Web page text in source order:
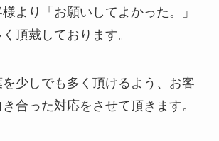
より「お願いしてよかった。」
頂戴しております。
少しでも多く頂けるよう、お客
合った対応をさせて頂きます。